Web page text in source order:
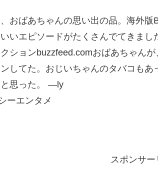
おばあちゃんの思い出の品。海外
いエピソードがたくさんでてきま
ションbuzzfeed.comおばあちゃん
してた。おじいちゃんのタバコもあ
思った。 —ly
ーエンタメ
スポンサー